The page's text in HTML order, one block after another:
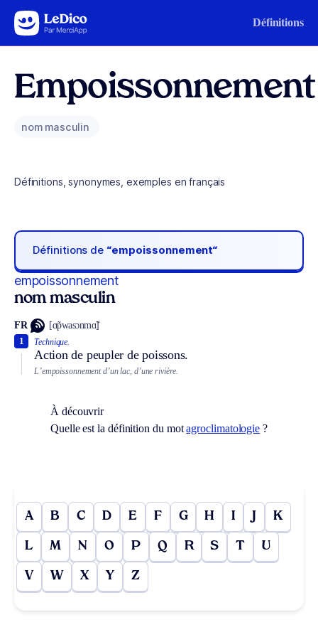
Aller au contenu Définitions
Empoissonnement
nom masculin
Définitions, synonymes, exemples en français
Définitions de “empoissonnement“
empoissonnement
nom masculin
FR [ɑ̃pwasɔnmɑ̃]
Technique.
Action de peupler de poissons.
1
L’empoissonnement d’un lac, d’une rivière.
À découvrir
Quelle est la définition du motagroclimatologie ?
A B C D E F G H I J K
L M N O P Q R S T U
V W X Y Z